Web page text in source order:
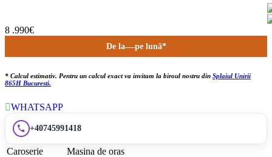
8 .990€
De la—pe lună*
* Calcul estimativ. Pentru un calcul exact va invitam la biroul nostru din Splaiul Unirii
865H Bucuresti.
WHATSAPP
+40745991418
Caroserie
Masina de oras